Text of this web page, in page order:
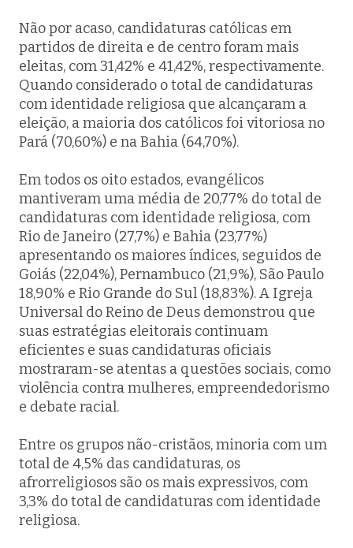
Não por acaso, candidaturas católicas em
partidos de direita e de centro foram mais
eleitas, com 31,42% e 41,42%, respectivamente.
Quando considerado o total de candidaturas
com identidade religiosa que alcançaram a
eleição, a maioria dos católicos foi vitoriosa no
Pará (70,60%) e na Bahia (64,70%).
Em todos os oito estados, evangélicos
mantiveram uma média de 20,77% do total de
candidaturas com identidade religiosa, com
Rio de Janeiro (27,7%) e Bahia (23,77%)
apresentando os maiores índices, seguidos de
Goiás (22,04%), Pernambuco (21,9%), São Paulo
18,90% e Rio Grande do Sul (18,83%). A Igreja
Universal do Reino de Deus demonstrou que
suas estratégias eleitorais continuam
eficientes e suas candidaturas oficiais
mostraram-se atentas a questões sociais, como
violência contra mulheres, empreendedorismo
e debate racial.
Entre os grupos não-cristãos, minoria com um
total de 4,5% das candidaturas, os
afrorreligiosos são os mais expressivos, com
3,3% do total de candidaturas com identidade
religiosa.